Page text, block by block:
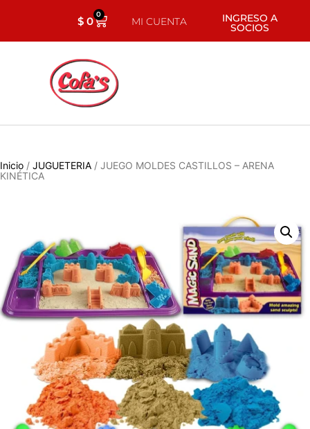
$0 0
MI CUENTA INGRESO A
SOCIOS
Inicio / JUGUETERIA / JUEGO MOLDES CASTILLOS – ARENA
KINÉTICA